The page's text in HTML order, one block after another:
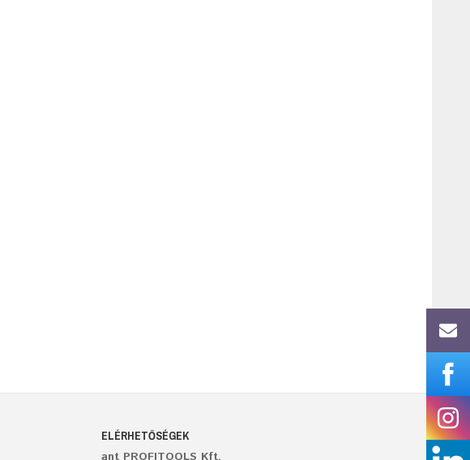
ELÉRHETŐSÉGEK
ant PROFITOOLS Kft.